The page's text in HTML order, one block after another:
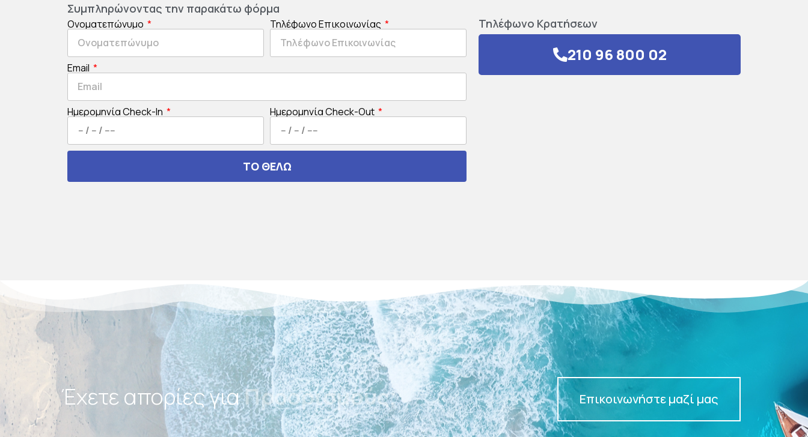
Συμπληρώνοντας την παρακάτω φόρμα
Ονοματεπώνυμο Τηλέφωνο Επικοινωνίας
Email
Ημερομηνία Check-In Ημερομηνία Check-Out
ΤΟ ΘΕΛΩ
Τηλέφωνο Κρατήσεων
210 96 800 02
Έχετε απορίες γιαΤαξίδια; Επικοινωνήστε μαζί μας